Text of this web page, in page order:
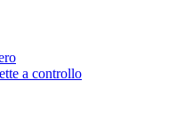
a controllo